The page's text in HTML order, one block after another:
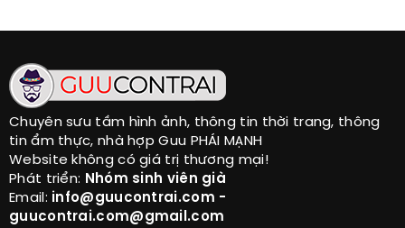
Chuyên sưu tầm hình ảnh, thông tin thời trang, thông
tin ẩm thực, nhà hợp Guu PHÁI MẠNH
Website không có giá trị thương mại!
Phát triển: Nhóm sinh viên già
Email: info@guucontrai.com -
guucontrai.com@gmail.com